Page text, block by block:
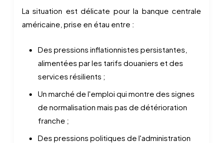
La situation est délicate pour la banque centrale
américaine, prise en étau entre :
Des pressions inflationnistes persistantes,
alimentées par les tarifs douaniers et des
services résilients ;
Un marché de l'emploi qui montre des signes
de normalisation mais pas de détérioration
franche ;
Des pressions politiques de l'administration